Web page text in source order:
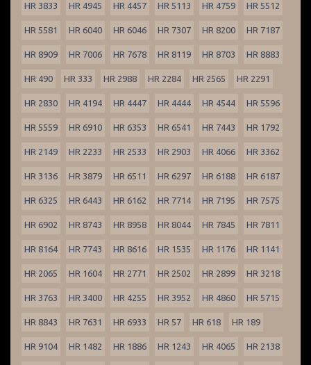
HR 3833 HR 4945 HR 4457 HR 5113 HR 4759 HR 5512
HR 5581 HR 6040 HR 6046 HR 7307 HR 8200 HR 7187
HR 8909 HR 7006 HR 7678 HR 8119 HR 8703 HR 8883
HR 490 HR 333 HR 2988 HR 2284 HR 2565 HR 2291
HR 2830 HR 4194 HR 4447 HR 4444 HR 4544 HR 5596
HR 5559 HR 6910 HR 6353 HR 6541 HR 7443 HR 1792
HR 2149 HR 2233 HR 2533 HR 2903 HR 4066 HR 3362
HR 3136 HR 3879 HR 6511 HR 6297 HR 6188 HR 6187
HR 6325 HR 6443 HR 6162 HR 7714 HR 7195 HR 7575
HR 6902 HR 8743 HR 8958 HR 8044 HR 7845 HR 7811
HR 8164 HR 7743 HR 8616 HR 1535 HR 1176 HR 1141
HR 2065 HR 1604 HR 2771 HR 2502 HR 2899 HR 3218
HR 3763 HR 3400 HR 4255 HR 3952 HR 4860 HR 5715
HR 8843 HR 7631 HR 6933 HR 57 HR 618 HR 189
HR 9104 HR 1482 HR 1886 HR 1243 HR 4065 HR 2138